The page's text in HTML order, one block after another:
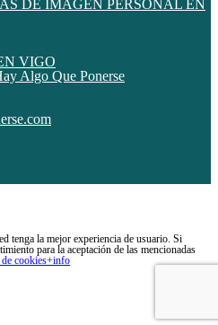
VIGO
Algo Que Ponerse
tenga la mejor experiencia de usuario. Si
para la aceptación de las mencionadas
cookies+info